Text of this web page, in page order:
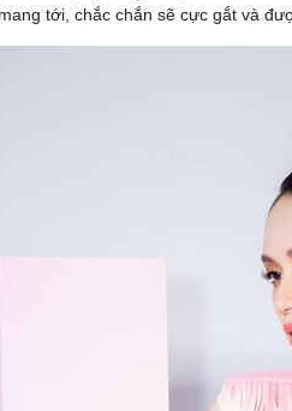
tới, chắc chắn sẽ cực gắt và